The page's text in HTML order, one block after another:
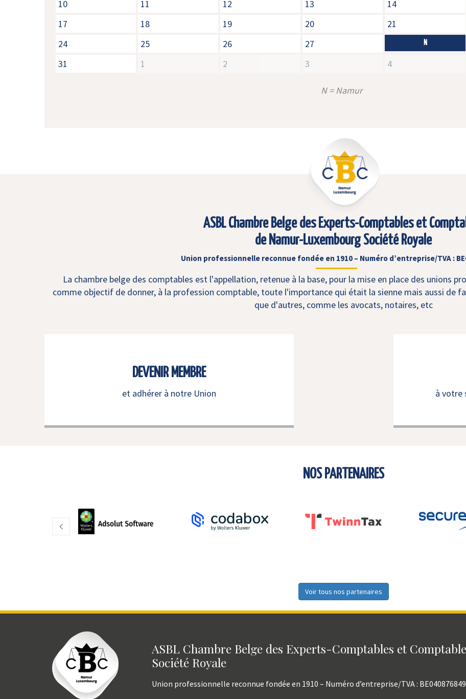
10
11 12 13 14
17
18 19 20 21
24
25 26 27 N
31
1 2 3 4
N = Namur
ASBL Chambre Belge des Experts-Comptables et
de Namur-Luxembourg Société Royale
Union professionnelle reconnue fondée en 1910 – Numéro d’entreprise/TVA :
La chambre belge des comptables est l'appellation, retenue à la base, pour la mise en place des unions
comme objectif de donner, à la profession comptable, toute l'importance qui était la sienne mais aussi de
que d'autres, comme les avocats, notaires, etc
DEVENIR MEMBRE
et adhérer à notre Union à votre
NOS PARTENAIRES
Voir tous nos partenaires
ASBL Chambre Belge des Experts-Comptables et
Société Royale
Union professionnelle reconnue fondée en 1910 – Numéro d’entreprise/TVA :